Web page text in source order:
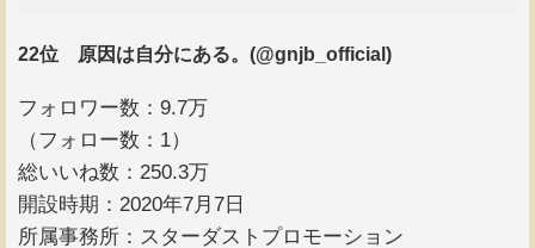
22位 原因は自分にある。(@gnjb_official)
フォロワー数：9.7万
（フォロー数：1）
総いいね数：250.3万
開設時期：2020年7月7日
所属事務所：スターダストプロモーション